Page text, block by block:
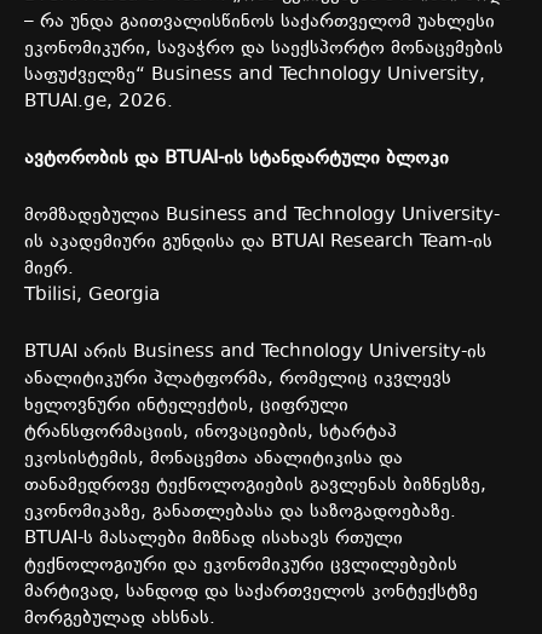
– რა უნდა გაითვალისწინოს საქართველომ უახლესი
ეკონომიკური, სავაჭრო და საექსპორტო მონაცემების
საფუძველზე“ Business and Technology University,
BTUAI.ge, 2026.
ავტორობის და BTUAI-ის სტანდარტული ბლოკი
მომზადებულია Business and Technology University-
ის აკადემიური გუნდისა და BTUAI Research Team-ის
მიერ.
Tbilisi, Georgia
BTUAI არის Business and Technology University-ის
ანალიტიკური პლატფორმა, რომელიც იკვლევს
ხელოვნური ინტელექტის, ციფრული
ტრანსფორმაციის, ინოვაციების, სტარტაპ
ეკოსისტემის, მონაცემთა ანალიტიკისა და
თანამედროვე ტექნოლოგიების გავლენას ბიზნესზე,
ეკონომიკაზე, განათლებასა და საზოგადოებაზე.
BTUAI-ს მასალები მიზნად ისახავს რთული
ტექნოლოგიური და ეკონომიკური ცვლილებების
მარტივად, სანდოდ და საქართველოს კონტექსტზე
მორგებულად ახსნას.